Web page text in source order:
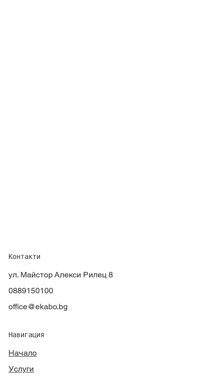
Контакти
ул. Майстор Алекси Рилец 8
0889150100
office@ekabo.bg
Навигация
Начало
Услуги